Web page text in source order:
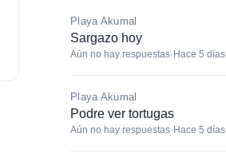
Playa Akumal
Sargazo hoy
Aún no hay respuestas· Hace 5 días
Playa Akumal
Podre ver tortugas
Aún no hay respuestas· Hace 5 días